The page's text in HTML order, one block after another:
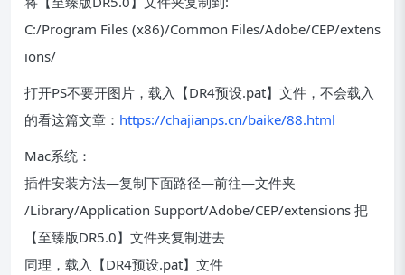
C:/Program Files (x86)/Common Files/Adobe/CEP/extens
ions/
打开PS不要开图片，载入【DR4预设.pat】文件，不会载入
的看这篇文章： https://chajianps.cn/baike/88.html
Mac系统：
插件安装方法—复制下面路径—前往—文件夹
/Library/Application Support/Adobe/CEP/extensions 把
【至臻版DR5.0】文件夹复制进去
同理，载入【DR4预设.pat】文件